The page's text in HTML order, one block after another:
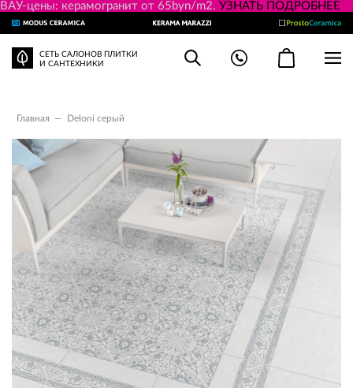
ВАУ-цены: керамогранит от 65byn/m2. УЗНАТЬ ПОДРОБНЕЕ
СЕТЬ САЛОНОВ ПЛИТКИ
И САНТЕХНИКИ
Главная — Deloni серый